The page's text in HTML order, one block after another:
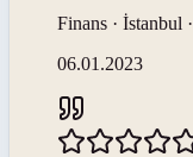
Finans · İstanbul
06.01.2023